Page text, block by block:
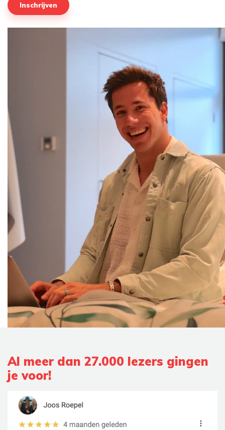
Inschrijven
Al meer dan 27.000 lezers gingen
je voor!